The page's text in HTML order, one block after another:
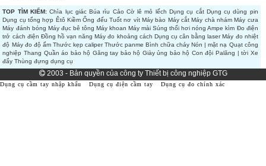
TOP TÌM KIẾM:Chìa lục giác Búa rìu Cảo Cờ lê mỏ lếch Dụng cụ cắt Dụng cụ dùng pin
Dụng cụ tổng hợp Êtô Kiềm Ống đếu Tuốt nơ vít Máy bào Máy cắt Máy chà nhám Máy cưa
Máy đánh bóng Máy đục bê tông Máy khoan Máy mài Súng thổi hơi nóng Ampe kìm Đo điện
trở cách điện Đồng hồ vạn năng Máy đo khoảng cách Dụng cụ cân bằng laser Máy đo nhiệt
độ Máy đo độ ẩm Thước kẹp caliper Thước panme Bình chữa cháy Nón | mặt nạ Quạt công
nghiệp Thang Quần áo bảo hộ Găng tay bảo hộ Giày ủng bảo hộ Con đội Palăng | tời Xe
đẩy Thùng đựng dụng cụ
2003 - Bản quyền của công ty Thiết bị công nghiệp GTG
Dụng cụ cầm tay nhập khẩu Dụng cụ điện cầm tay Dụng cụ đo chính xác